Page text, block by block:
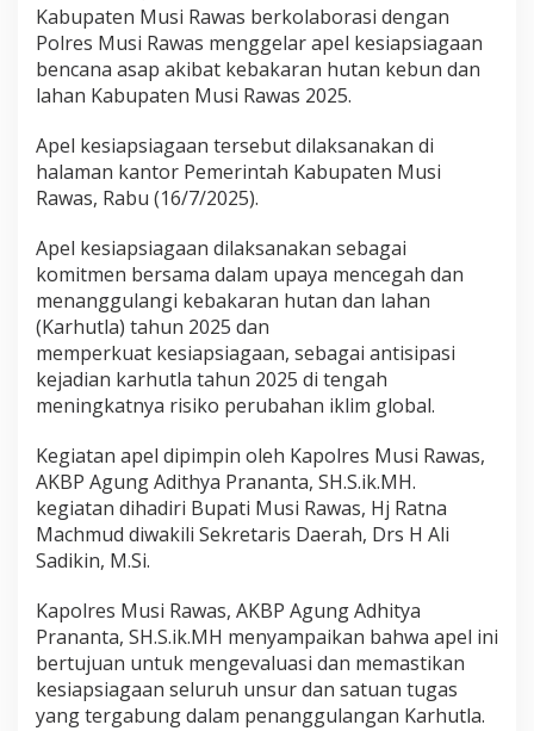
M
s
i
R
w
s
B
r
s
m
a
P
o
r
s
M
u
s
i
w
a
G
e
l
Kabupaten Musi Rawas berkolaborasi dengan
Polres Musi Rawas menggelar apel kesiapsiagaan
bencana asap akibat kebakaran hutan kebun dan
lahan Kabupaten Musi Rawas 2025.
Apel kesiapsiagaan tersebut dilaksanakan di
halaman kantor Pemerintah Kabupaten Musi
Rawas, Rabu (16/7/2025).
Apel kesiapsiagaan dilaksanakan sebagai
komitmen bersama dalam upaya mencegah dan
menanggulangi kebakaran hutan dan lahan
(Karhutla) tahun 2025 dan
memperkuat kesiapsiagaan, sebagai antisipasi
kejadian karhutla tahun 2025 di tengah
meningkatnya risiko perubahan iklim global.
Kegiatan apel dipimpin oleh Kapolres Musi Rawas,
AKBP Agung Adithya Prananta, SH.S.ik.MH.
kegiatan dihadiri Bupati Musi Rawas, Hj Ratna
Machmud diwakili Sekretaris Daerah, Drs H Ali
Sadikin, M.Si.
Kapolres Musi Rawas, AKBP Agung Adhitya
Prananta, SH.S.ik.MH menyampaikan bahwa apel ini
bertujuan untuk mengevaluasi dan memastikan
kesiapsiagaan seluruh unsur dan satuan tugas
yang tergabung dalam penanggulangan Karhutla.